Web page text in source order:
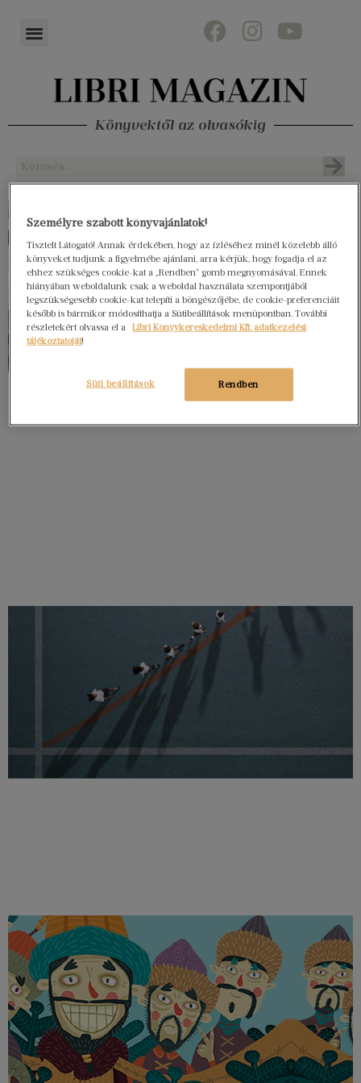
Könyvektől az olvasókig
Személyre szabott könyvajánlatok!
Tisztelt Látogató! Annak érdekében, hogy az ízléséhez minél közelebb álló
könyveket tudjunk a figyelmébe ajánlani, arra kérjük, hogy fogadja el az
ehhez szükséges cookie-kat a „Rendben” gomb megnyomásával. Ennek
hiányában weboldalunk csak a weboldal használata szempontjából
legszükségesebb cookie-kat telepíti a böngészőjébe, de cookie-preferenciáit
később is bármikor módosíthatja a Sütibeállítások menüpontban. További
részletekért olvassa el a
Libri Könyvkereskedelmi Kft. adatkezelési
tájékoztatóját!
Rendben
Süti beállítások